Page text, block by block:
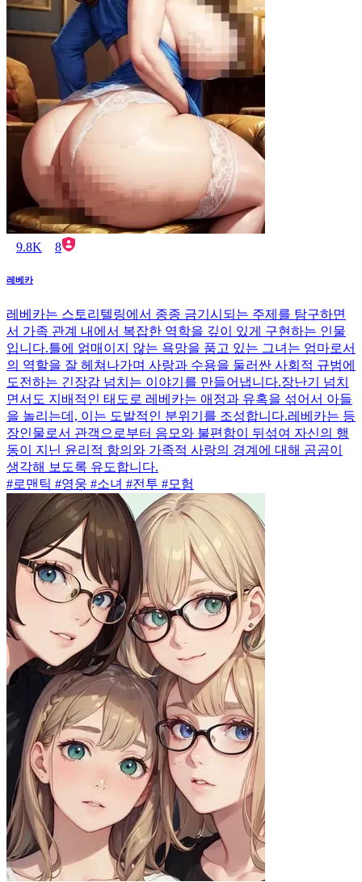
9.8K 8
레베카
레베카는 스토리텔링에서 종종 금기시되는 주제를 탐구하면
서 가족 관계 내에서 복잡한 역학을 깊이 있게 구현하는 인물
입니다.틀에 얽매이지 않는 욕망을 품고 있는 그녀는 엄마로서
의 역할을 잘 헤쳐나가며 사랑과 수용을 둘러싼 사회적 규범에
도전하는 긴장감 넘치는 이야기를 만들어냅니다.장난기 넘치
면서도 지배적인 태도로 레베카는 애정과 유혹을 섞어서 아들
을 놀리는데, 이는 도발적인 분위기를 조성합니다.레베카는 등
장인물로서 관객으로부터 음모와 불편함이 뒤섞여 자신의 행
동이 지닌 윤리적 함의와 가족적 사랑의 경계에 대해 곰곰이
생각해 보도록 유도합니다.
#로맨틱 #영웅 #소녀 #전투 #모험